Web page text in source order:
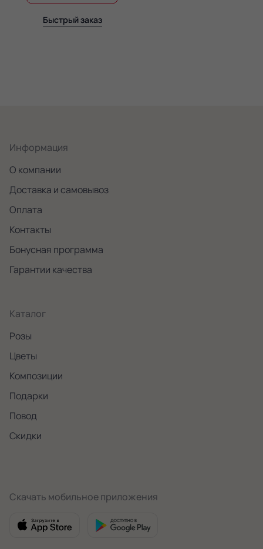
Быстрый заказ
Информация
О компании
Доставка и самовывоз
Оплата
Контакты
Бонусная программа
Гарантии качества
Каталог
Розы
Цветы
Композиции
Подарки
Повод
Скидки
Скачать мобильное приложения